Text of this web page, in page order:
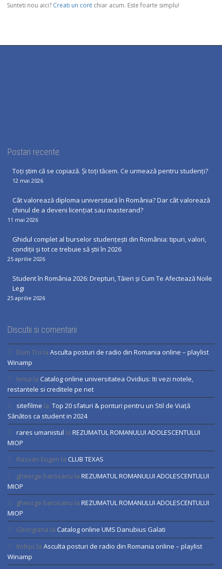
Sunteti nou aici? Creati un cont chiar acum. Este foarte simplu!
Postari recente
Toți știm că se copiază. Și toți tăcem. Ce urmează pentru studenți?
12 mai 2026
Cât valorează diploma universitară în România? Dar cât valorează
chinul de a deveni licențiat sau masterand?
11 mai 2026
Ghidul complet al burselor studențești din România: tipuri, valori,
condiții și tot ce trebuie să știi în 2026
25 aprilie 2026
Student în România 2026: Drepturi, Tăieri și Cum Te Afectează Noile
Legi
25 aprilie 2026
Discutii si comentarii
Dum Tru la Asculta posturi de radio din Romania online – playlist
Winamp
Ionut la Catalog online universitatea Ovidius: Iti vezi notele,
restantele si creditele pe net
sitefilme la Top 20 sfaturi & ponturi pentru un Stil de Viață
Sănătos ca student in 2024
rares umanistul la REZUMATUL ROMANULUI ADOLESCENTULUI
MIOP
Razvan Eugen la CLUB TEXAS
gheorge barosanu la REZUMATUL ROMANULUI ADOLESCENTULUI
MIOP
gheorge barosanu la REZUMATUL ROMANULUI ADOLESCENTULUI
MIOP
Georgiana la Catalog online UMS Danubius Galati
Imfrpc la Asculta posturi de radio din Romania online – playlist
Winamp